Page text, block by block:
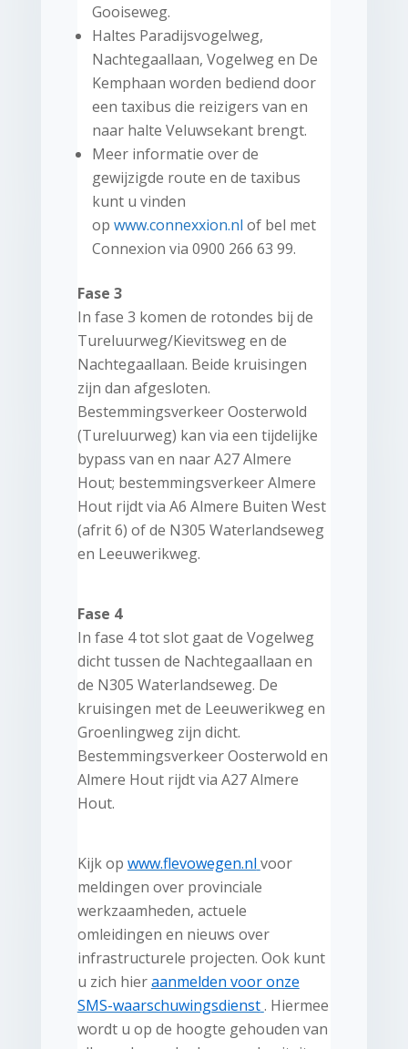
Gooiseweg.
Haltes Paradijsvogelweg,
Nachtegaallaan, Vogelweg en De
Kemphaan worden bediend door
een taxibus die reizigers van en
naar halte Veluwsekant brengt.
Meer informatie over de
gewijzigde route en de taxibus
kunt u vinden
op www.connexxion.nl of bel met
Connexion via 0900 266 63 99.
Fase 3
In fase 3 komen de rotondes bij de
Tureluurweg/Kievitsweg en de
Nachtegaallaan. Beide kruisingen
zijn dan afgesloten.
Bestemmingsverkeer Oosterwold
(Tureluurweg) kan via een tijdelijke
bypass van en naar A27 Almere
Hout; bestemmingsverkeer Almere
Hout rijdt via A6 Almere Buiten West
(afrit 6) of de N305 Waterlandseweg
en Leeuwerikweg.
Fase 4
In fase 4 tot slot gaat de Vogelweg
dicht tussen de Nachtegaallaan en
de N305 Waterlandseweg. De
kruisingen met de Leeuwerikweg en
Groenlingweg zijn dicht.
Bestemmingsverkeer Oosterwold en
Almere Hout rijdt via A27 Almere
Hout.
Kijk op www.flevowegen.nl voor
meldingen over provinciale
werkzaamheden, actuele
omleidingen en nieuws over
infrastructurele projecten. Ook kunt
u zich hieraanmelden voor onze
SMS-waarschuwingsdienst. Hiermee
wordt u op de hoogte gehouden van